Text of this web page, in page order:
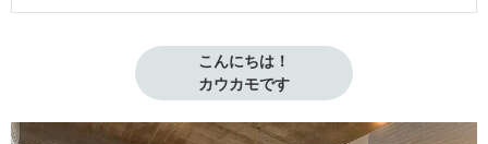
こんにちは！
カウカモです